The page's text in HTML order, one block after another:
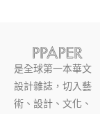
是全球第一本華文
設計雜誌，切入藝
術、設計、文化、